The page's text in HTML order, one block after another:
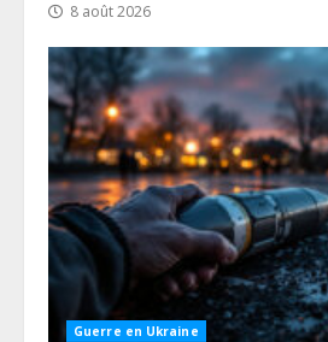
8 août 2026
Guerre en Ukraine